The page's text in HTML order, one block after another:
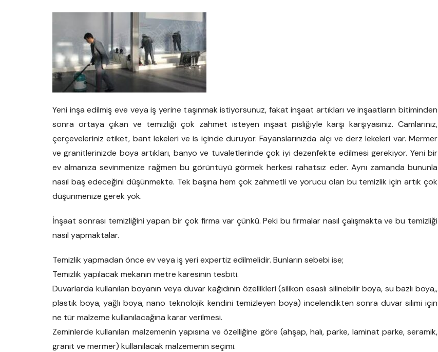
Yeni inşa edilmiş eve veya iş yerine taşınmak istiyorsunuz, fakat inşaat artıkları ve inşaatların bitiminden
sonra ortaya çıkan ve temizliği çok zahmet isteyen inşaat pisliğiyle karşı karşıyasınız. Camlarınız,
çerçeveleriniz etiket, bant lekeleri ve is içinde duruyor. Fayanslarınızda alçı ve derz lekeleri var. Mermer
ve granitlerinizde boya artıkları, banyo ve tuvaletlerinde çok iyi dezenfekte edilmesi gerekiyor. Yeni bir
ev almanıza sevinmenize rağmen bu görüntüyü görmek herkesi rahatsız eder. Aynı zamanda bununla
nasıl baş edeceğini düşünmekte. Tek başına hem çok zahmetli ve yorucu olan bu temizlik için artık çok
düşünmenize gerek yok.
İnşaat sonrası temizliğini yapan bir çok firma var çünkü. Peki bu firmalar nasıl çalışmakta ve bu temizliği
nasıl yapmaktalar.
Temizlik yapmadan önce ev veya iş yeri expertiz edilmelidir. Bunların sebebi ise;
Temizlik yapılacak mekanın metre karesinin tesbiti.
Duvarlarda kullanılan boyanın veya duvar kağıdının özellikleri (silikon esaslı silinebilir boya, su bazlı boya,,
plastik boya, yağlı boya, nano teknolojik kendini temizleyen boya) incelendikten sonra duvar silimi için
ne tür malzeme kullanılacağına karar verilmesi.
Zeminlerde kullanılan malzemenin yapısına ve özelliğine göre (ahşap, halı, parke, laminat parke, seramik,
granit ve mermer) kullanılacak malzemenin seçimi.